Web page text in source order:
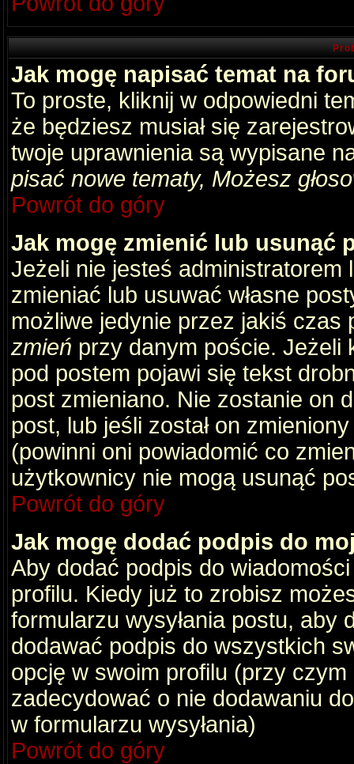
Jak mogę napisać temat na
To proste, kliknij w odpowiedni
że będziesz musiał się
twoje uprawnienia są wypisane
pisać nowe tematy, Możesz
Powrót do góry
Jak mogę zmienić lub usunąć
Jeżeli nie jesteś
zmieniać lub usuwać własne
możliwe jedynie przez jakiś
zmień przy danym poście. Jeżeli
pod postem pojawi się tekst
post zmieniano. Nie zostanie on
post, lub jeśli został on
(powinni oni powiadomić co
użytkownicy nie mogą usunąć
Powrót do góry
Jak mogę dodać podpis do
Aby dodać podpis do
profilu. Kiedy już to zrobisz
formularzu wysyłania postu,
dodawać podpis do wszystkich
opcję w swoim profilu (przy
zadecydować o nie dodawaniu
w formularzu wysyłania)
Powrót do góry